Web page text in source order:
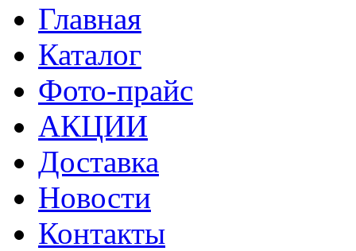
Главная
Каталог
Фото-прайс
АКЦИИ
Доставка
Новости
Контакты